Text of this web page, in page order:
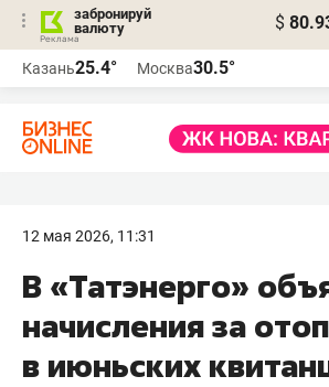
забронируй
валюту
$
Казань25.4° Москва30.5°
12 мая 2026, 11:31
В «Татэнерго»
начисления за
в июньских